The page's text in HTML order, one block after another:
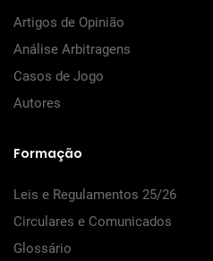
Artigos de Opinião
Análise Arbitragens
Casos de Jogo
Autores
Formação
Leis e Regulamentos 25/26
Circulares e Comunicados
Glossário